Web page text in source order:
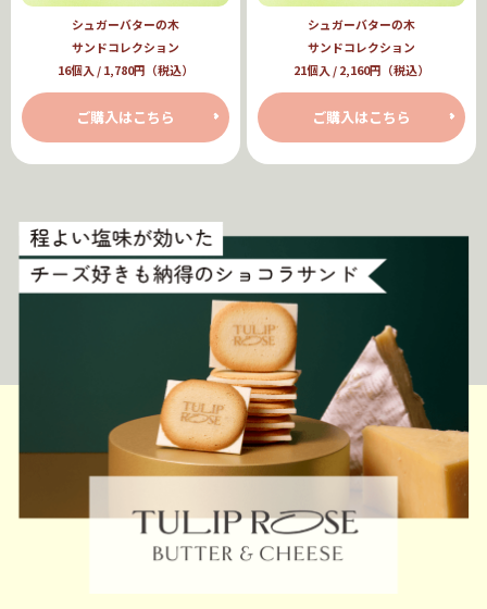
シュガーバターの木
サンドコレクション
16個入 / 1,780円（税込）
ご購入はこちら
シュガーバターの木
サンドコレクション
21個入 / 2,160円（税込）
ご購入はこちら